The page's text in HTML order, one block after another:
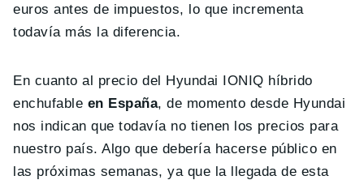
euros antes de impuestos, lo que incrementa
todavía más la diferencia.
En cuanto al precio del Hyundai IONIQ híbrido
enchufable en España, de momento desde Hyundai
nos indican que todavía no tienen los precios para
nuestro país. Algo que debería hacerse público en
las próximas semanas, ya que la llegada de esta